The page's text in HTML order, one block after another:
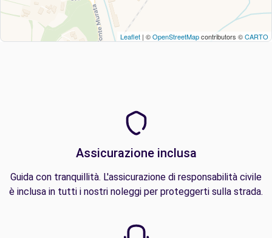
Leaflet | ©OpenStreetMapcontributors ©CARTO
Assicurazione inclusa
Guida con tranquillità. L'assicurazione di responsabilità civile
è inclusa in tutti i nostri noleggi per proteggerti sulla strada.